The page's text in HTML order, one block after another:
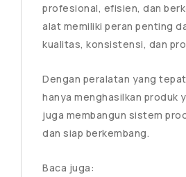
profesional, efisien, dan
alat memiliki peran penting
kualitas, konsistensi, dan
Dengan peralatan yang
hanya menghasilkan produk
juga membangun sistem
dan siap berkembang.
Baca juga: